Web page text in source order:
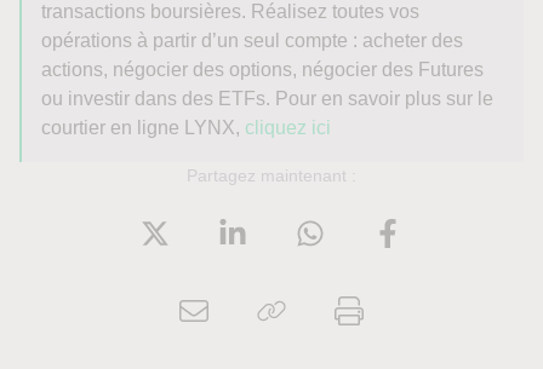
transactions boursières. Réalisez toutes vos
opérations à partir d’un seul compte : acheter des
actions, négocier des options, négocier des Futures
ou investir dans des ETFs. Pour en savoir plus sur le
courtier en ligne LYNX, cliquez ici
Partagez maintenant :